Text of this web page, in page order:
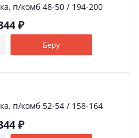
п/комб 48-50 / 194-200
₽
Беру
п/комб 52-54 / 158-164
₽